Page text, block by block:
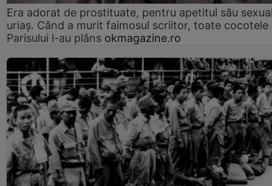
Era adorat de prostituate, pentru apetitul său
uriaș. Când a murit faimosul scriitor, toate cocotele
Parisului l-au plâns okmagazine.ro